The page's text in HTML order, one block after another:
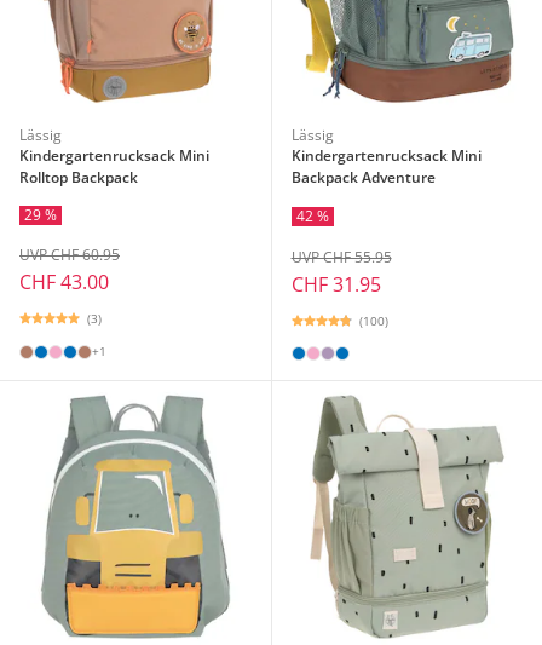
Lässig
Kindergartenrucksack Mini
Rolltop Backpack
29 %
CHF 43.00
UVP CHF 60.95
(3)
+1
Lässig
Kindergartenrucksack Mini
Backpack Adventure
42 %
CHF 31.95
UVP CHF 55.95
(100)